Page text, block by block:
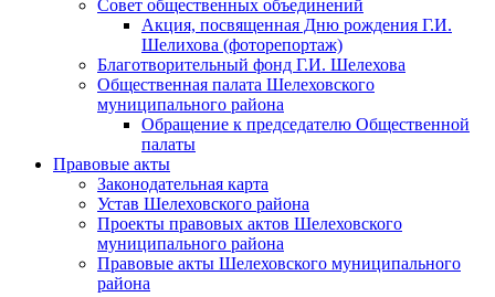
Совет общественных объединений
Акция, посвященная Дню рождения Г.И.
Шелихова (фоторепортаж)
Благотворительный фонд Г.И. Шелехова
Общественная палата Шелеховского
муниципального района
Обращение к председателю Общественной
палаты
Правовые акты
Законодательная карта
Устав Шелеховского района
Проекты правовых актов Шелеховского
муниципального района
Правовые акты Шелеховского муниципального
района